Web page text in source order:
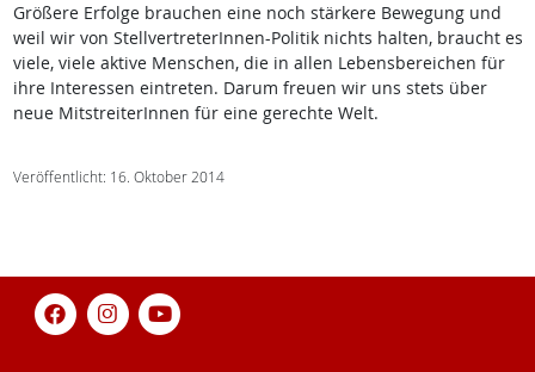
Größere Erfolge brauchen eine noch stärkere Bewegung und
weil wir von StellvertreterInnen-Politik nichts halten, braucht es
viele, viele aktive Menschen, die in allen Lebensbereichen für
ihre Interessen eintreten. Darum freuen wir uns stets über
neue MitstreiterInnen für eine gerechte Welt.
Veröffentlicht: 16. Oktober 2014